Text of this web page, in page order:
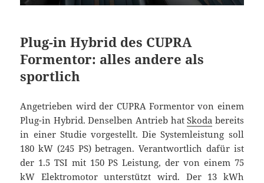
Plug-in Hybrid des CUPRA
Formentor: alles andere als
sportlich
Angetrieben wird der CUPRA Formentor von einem
Plug-in Hybrid. Denselben Antrieb hatSkoda bereits
in einer Studie vorgestellt. Die Systemleistung soll
180 kW (245 PS) betragen. Verantwortlich dafür ist
der 1.5 TSI mit 150 PS Leistung, der von einem 75
kW Elektromotor unterstützt wird. Der 13 kWh